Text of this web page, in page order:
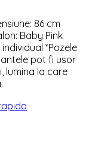
86 cm
Baby Pink
*Pozele
pot fi usor
lumina la care